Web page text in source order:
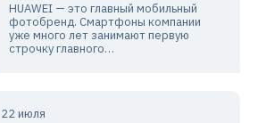
HUAWEI — это главный мобильный
фотобренд. Смартфоны компании
уже много лет занимают первую
строчку главного…
22 июля